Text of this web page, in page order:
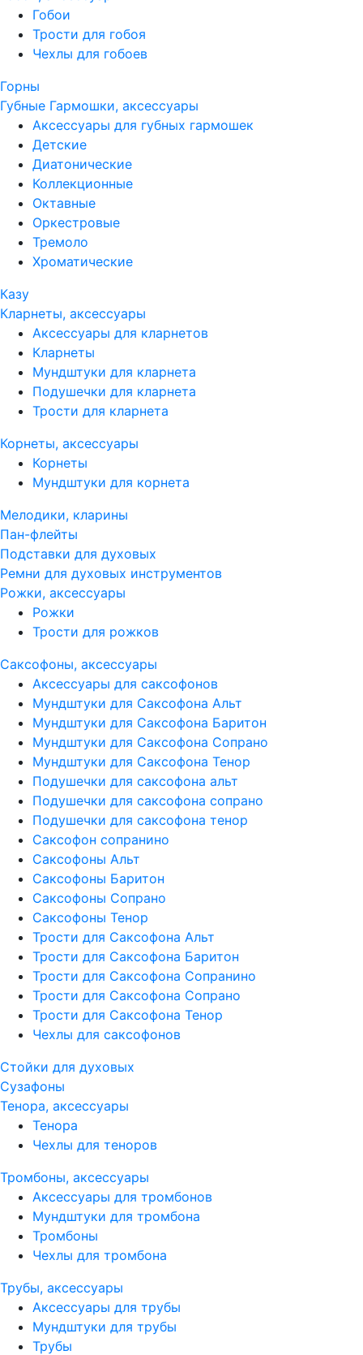
Гобои
Трости для гобоя
Чехлы для гобоев
Горны
Губные Гармошки, аксессуары
Аксессуары для губных гармошек
Детские
Диатонические
Коллекционные
Октавные
Оркестровые
Тремоло
Хроматические
Казу
Кларнеты, аксессуары
Аксессуары для кларнетов
Кларнеты
Мундштуки для кларнета
Подушечки для кларнета
Трости для кларнета
Корнеты, аксессуары
Корнеты
Мундштуки для корнета
Мелодики, кларины
Пан-флейты
Подставки для духовых
Ремни для духовых инструментов
Рожки, аксессуары
Рожки
Трости для рожков
Саксофоны, аксессуары
Аксессуары для саксофонов
Мундштуки для Саксофона Альт
Мундштуки для Саксофона Баритон
Мундштуки для Саксофона Сопрано
Мундштуки для Саксофона Тенор
Подушечки для саксофона альт
Подушечки для саксофона сопрано
Подушечки для саксофона тенор
Саксофон сопранино
Саксофоны Альт
Саксофоны Баритон
Саксофоны Сопрано
Саксофоны Тенор
Трости для Саксофона Альт
Трости для Саксофона Баритон
Трости для Саксофона Сопранино
Трости для Саксофона Сопрано
Трости для Саксофона Тенор
Чехлы для саксофонов
Стойки для духовых
Сузафоны
Тенора, аксессуары
Тенора
Чехлы для теноров
Тромбоны, аксессуары
Аксессуары для тромбонов
Мундштуки для тромбона
Тромбоны
Чехлы для тромбона
Трубы, аксессуары
Аксессуары для трубы
Мундштуки для трубы
Трубы